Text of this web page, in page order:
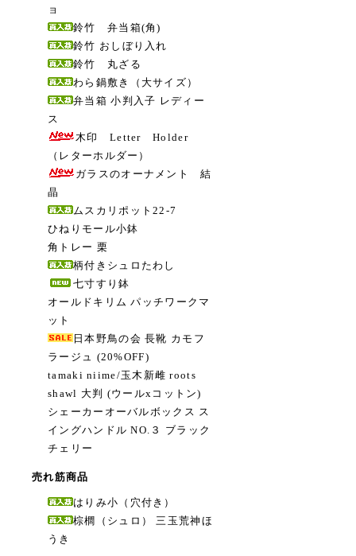
ョ
鈴竹 弁当箱(角)
鈴竹 おしぼり入れ
鈴竹 丸ざる
わら鍋敷き（大サイズ）
弁当箱 小判入子 レディー
ス
木印 Letter Holder
（レターホルダー）
ガラスのオーナメント 結
晶
ムスカリポット22-7
ひねりモール小鉢
角トレー 栗
柄付きシュロたわし
七寸すり鉢
オールドキリム パッチワークマ
ット
日本野鳥の会 長靴 カモフ
ラージュ (20%OFF)
tamaki niime/玉木新雌 roots
shawl 大判 (ウールxコットン)
シェーカーオーバルボックス ス
イングハンドル NO.３ ブラック
チェリー
売れ筋商品
はりみ小（穴付き）
棕櫚（シュロ） 三玉荒神ほ
うき